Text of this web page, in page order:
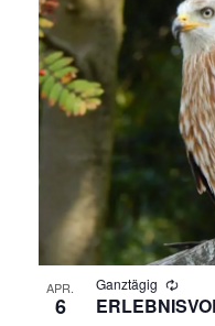
APR.
6
Ganztägig